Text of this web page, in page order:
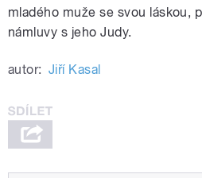
mladého muže se svou láskou,
námluvy s jeho Judy.
autor: Jiří Kasal